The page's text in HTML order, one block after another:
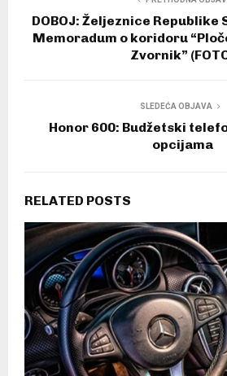
DOBOJ: Željeznice Republike
Memoradum o koridoru
Zvornik”
SLEDEĆA OBJAVA
Honor 600: Budžetski
opcijama
RELATED POSTS